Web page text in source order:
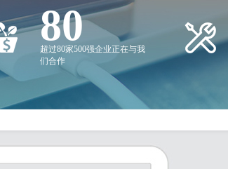
80
超过80家500强企业正在与我
们合作